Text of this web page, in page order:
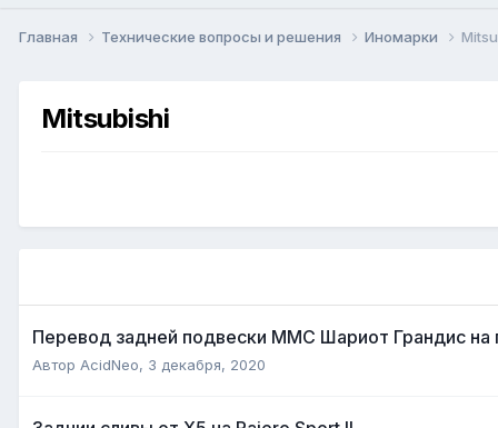
Главная Технические вопросы и решения Иномарки
Mitsubishi
Перевод задней подвески ММС Шариот Грандис на
Автор AcidNeo, 3 декабря, 2020